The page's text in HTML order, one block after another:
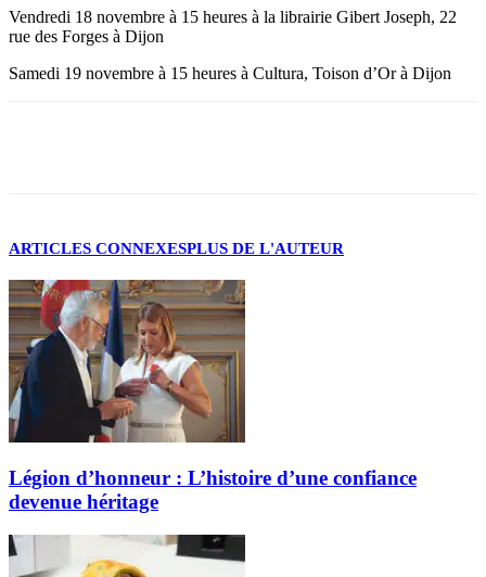
Vendredi 18 novembre à 15 heures à la librairie Gibert Joseph, 22
rue des Forges à Dijon
Samedi 19 novembre à 15 heures à Cultura, Toison d’Or à Dijon
ARTICLES CONNEXESPLUS DE L'AUTEUR
Légion d’honneur : L’histoire d’une confiance
devenue héritage